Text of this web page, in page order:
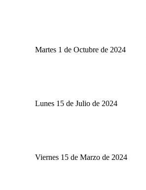
Martes 1 de Octubre de 2024
Lunes 15 de Julio de 2024
Viernes 15 de Marzo de 2024